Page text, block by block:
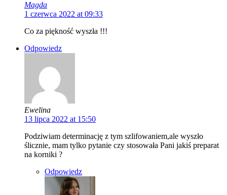
Magda
1 czerwca 2022 at 09:33
Co za piękność wyszła !!!
Odpowiedz
Ewelina
13 lipca 2022 at 15:50
Podziwiam determinację z tym szlifowaniem,ale wyszło
ślicznie, mam tylko pytanie czy stosowała Pani jakiś preparat
na korniki ?
Odpowiedz